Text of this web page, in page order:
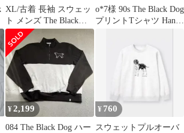
XL/古着 長袖 スウェッ
ト メンズ The Black
Dog 大きいサイズ クル
ーネック 濃グレー
26mar03
o*7様 90s The Black Dog
プリントTシャツ Hanes
¥2,199
084 The Black Dog ハー
¥ 760
スウェットプルオーバ